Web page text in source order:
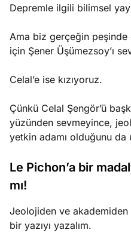
Depremle ilgili bilimsel
Ama biz gerçeğin peşinde
için Şener Üşümezsoy’ı
Celal’e ise kızıyoruz.
Çünkü Celal Şengör’ü
yüzünden sevmeyince,
yetkin adamı olduğunu da
Le Pichon’a bir
mı!
Jeolojiden ve akademiden
bir yazıyı yazalım.